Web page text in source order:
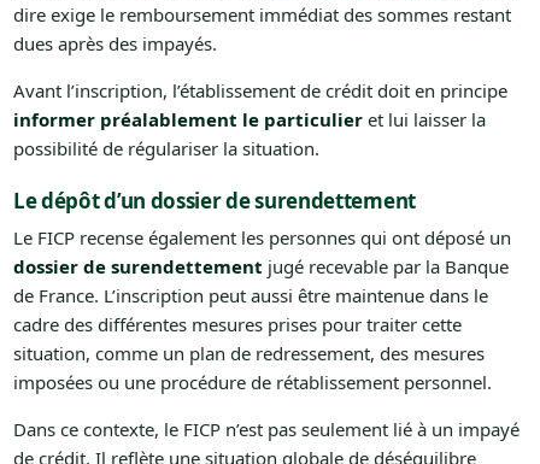
dire exige le remboursement immédiat des sommes restant
dues après des impayés.
Avant l’inscription, l’établissement de crédit doit en principe
informer préalablement le particulieret lui laisser la
possibilité de régulariser la situation.
Le dépôt d’un dossier de surendettement
Le FICP recense également les personnes qui ont déposé un
dossier de surendettement jugé recevable par la Banque
de France. L’inscription peut aussi être maintenue dans le
cadre des différentes mesures prises pour traiter cette
situation, comme un plan de redressement, des mesures
imposées ou une procédure de rétablissement personnel.
Dans ce contexte, le FICP n’est pas seulement lié à un impayé
de crédit. Il reflète une situation globale de déséquilibre